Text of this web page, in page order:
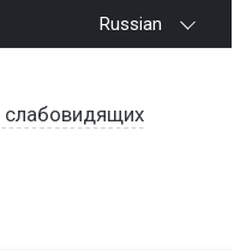
Russian
слабовидящих